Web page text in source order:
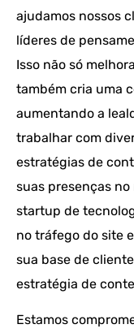
ajudamos nossos
líderes de
Isso não só
também cria uma
aumentando a
trabalhar com
estratégias de
suas presenças no
startup de
no tráfego do site
sua base de
estratégia de
Estamos